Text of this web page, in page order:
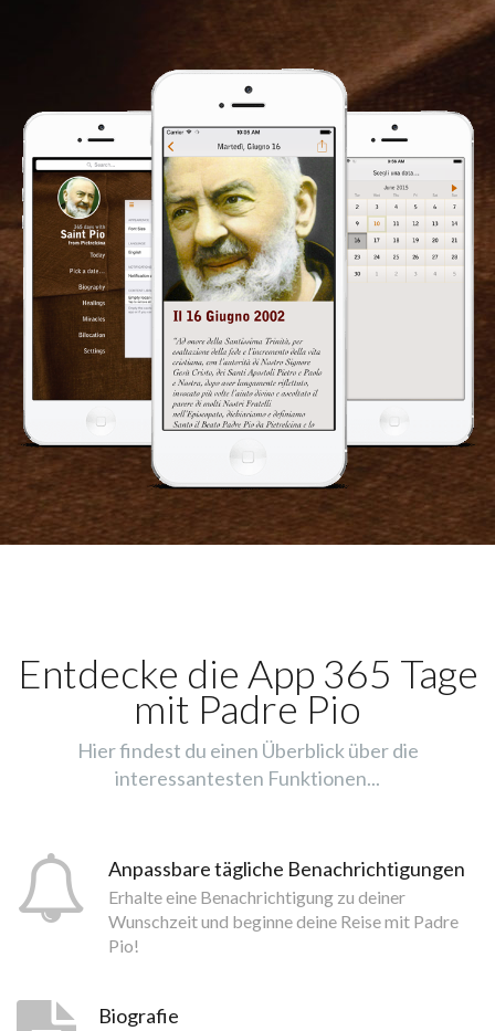
Entdecke die App 365 Tage
mit Padre Pio
Hier findest du einen Überblick über die
interessantesten Funktionen...
Anpassbare tägliche Benachrichtigungen
Erhalte eine Benachrichtigung zu deiner
Wunschzeit und beginne deine Reise mit Padre
Pio!
Biografie